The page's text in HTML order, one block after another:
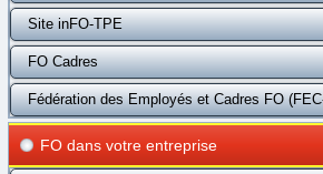
Site inFO-TPE
FO Cadres
Fédération des Employés et Cadres FO
FO dans votre entreprise